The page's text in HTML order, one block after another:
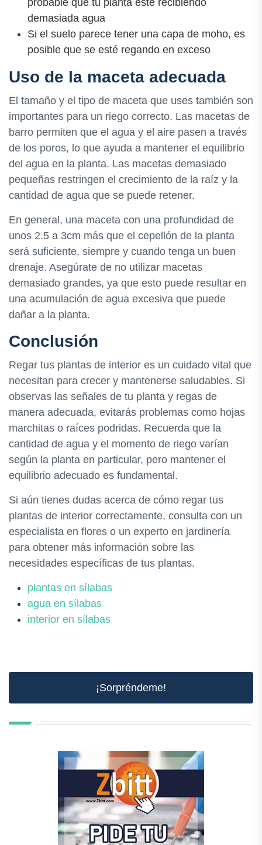
demasiada agua
Si el suelo parece tener una capa de moho, es
posible que se esté regando en exceso
Uso de la maceta adecuada
El tamaño y el tipo de maceta que uses también son
importantes para un riego correcto. Las macetas de
barro permiten que el agua y el aire pasen a través
de los poros, lo que ayuda a mantener el equilibrio
del agua en la planta. Las macetas demasiado
pequeñas restringen el crecimiento de la raíz y la
cantidad de agua que se puede retener.
En general, una maceta con una profundidad de
unos 2.5 a 3cm más que el cepellón de la planta
será suficiente, siempre y cuando tenga un buen
drenaje. Asegúrate de no utilizar macetas
demasiado grandes, ya que esto puede resultar en
una acumulación de agua excesiva que puede
dañar a la planta.
Conclusión
Regar tus plantas de interior es un cuidado vital que
necesitan para crecer y mantenerse saludables. Si
observas las señales de tu planta y regas de
manera adecuada, evitarás problemas como hojas
marchitas o raíces podridas. Recuerda que la
cantidad de agua y el momento de riego varían
según la planta en particular, pero mantener el
equilibrio adecuado es fundamental.
Si aún tienes dudas acerca de cómo regar tus
plantas de interior correctamente, consulta con un
especialista en flores o un experto en jardinería
para obtener más información sobre las
necesidades específicas de tus plantas.
plantas en sílabas
agua en sílabas
interior en sílabas
¡Sorpréndeme!